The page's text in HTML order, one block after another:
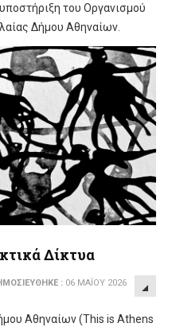
του Οργανισμού
Δήμου Αθηναίων.
Δίκτυα
: 06 ΜΑΪ́ΟΥ 2026
Αθηναίων (This is Athens